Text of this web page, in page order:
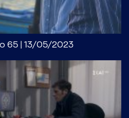
κείμενο προς αναζήτηση
65 | 13/05/2023